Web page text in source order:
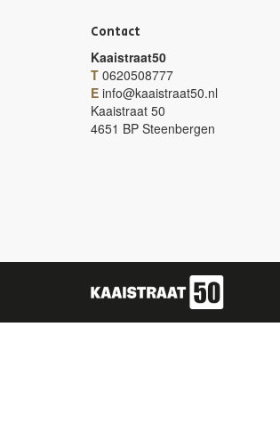
Contact
Kaaistraat50
T 0620508777
E info@kaaistraat50.nl
Kaaistraat 50
4651 BP Steenbergen